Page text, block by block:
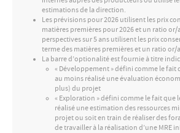
estimations de la direction.
Les prévisions pour 2026 utilisent les prix
matières premières pour 2026 et un ratio or/
perspectives sur 5 ans utilisent les prix
terme des matières premières et un ratio or/
La barre d’optionalité est fournie à titre
« Développement » défini comme le fait
au moins réalisé une évaluation
plus) du projet
« Exploration » défini comme le fait que
réalisé une estimation des ressources
projet ou soit en train de réaliser des
de travailler à la réalisation d’une MRE